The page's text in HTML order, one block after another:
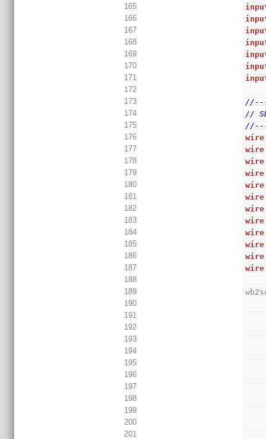
165
166
167
168
169
170
171
172
173
174
//
175
176
wire
177
wire
178
wire
179
wire
180
wire
181
wire
182
wire
183
wire
184
wire
185
wire
186
wire
187
wire
188
189
190
191
192
193
194
195
196
197
198
199
200
201